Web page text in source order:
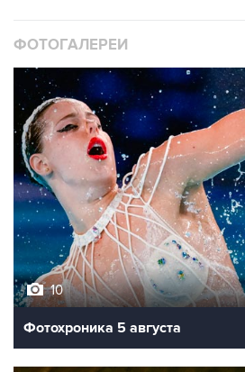
ФОТОГАЛЕРЕИ
10
Фотохроника 5 августа